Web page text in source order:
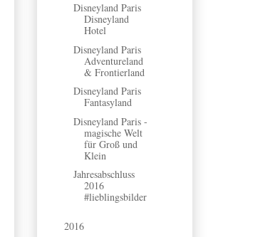
Disneyland Paris
Disneyland
Hotel
Disneyland Paris
Adventureland
& Frontierland
Disneyland Paris
Fantasyland
Disneyland Paris -
magische Welt
für Groß und
Klein
Jahresabschluss
2016
#lieblingsbilder
2016